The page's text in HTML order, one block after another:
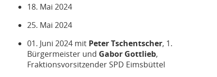
18. Mai 2024
25. Mai 2024
01. Juni 2024 mit Peter Tschentscher, 1.
Bürgermeister und Gabor Gottlieb,
Fraktionsvorsitzender SPD Eimsbüttel